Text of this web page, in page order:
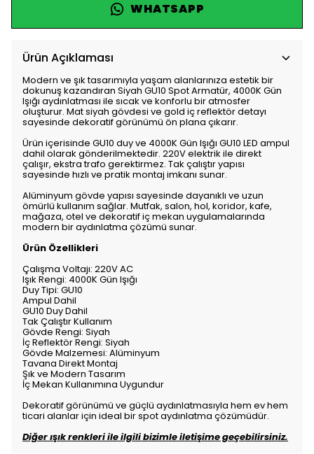
WHATSAPP
Ürün Açıklaması
Modern ve şık tasarımıyla yaşam alanlarınıza estetik bir
dokunuş kazandıran Siyah GU10 Spot Armatür, 4000K Gün
Işığı aydınlatması ile sıcak ve konforlu bir atmosfer
oluşturur. Mat siyah gövdesi ve gold iç reflektör detayı
sayesinde dekoratif görünümü ön plana çıkarır.
Ürün içerisinde GU10 duy ve 4000K Gün Işığı GU10 LED ampul
dahil olarak gönderilmektedir. 220V elektrik ile direkt
çalışır, ekstra trafo gerektirmez. Tak çalıştır yapısı
sayesinde hızlı ve pratik montaj imkanı sunar.
Alüminyum gövde yapısı sayesinde dayanıklı ve uzun
ömürlü kullanım sağlar. Mutfak, salon, hol, koridor, kafe,
mağaza, otel ve dekoratif iç mekan uygulamalarında
modern bir aydınlatma çözümü sunar.
Ürün Özellikleri
Çalışma Voltajı: 220V AC
Işık Rengi: 4000K Gün Işığı
Duy Tipi: GU10
Ampul Dahil
GU10 Duy Dahil
Tak Çalıştır Kullanım
Gövde Rengi: Siyah
İç Reflektör Rengi: Siyah
Gövde Malzemesi: Alüminyum
Tavana Direkt Montaj
Şık ve Modern Tasarım
İç Mekan Kullanımına Uygundur
Dekoratif görünümü ve güçlü aydınlatmasıyla hem ev hem
ticari alanlar için ideal bir spot aydınlatma çözümüdür.
Diğer ışık renkleri ile ilgili bizimle iletişime geçebilirsiniz.